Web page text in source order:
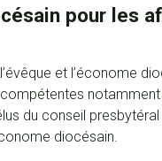
pour les
et l’économe
du conseil
diocésain.